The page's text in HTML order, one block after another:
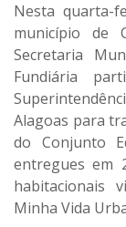
Nesta quarta-
município de
Secretaria
Fundiária
Alagoas para
do Conjunto
entregues em
habitacionais
Minha Vida